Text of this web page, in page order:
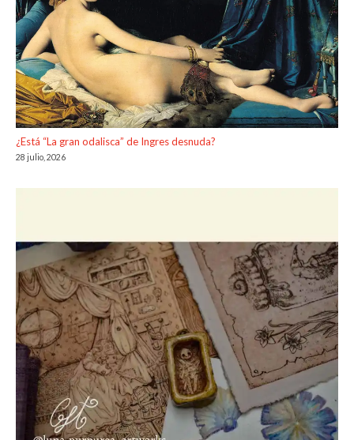
¿Está “La gran odalisca” de Ingres desnuda?
28 julio, 2026